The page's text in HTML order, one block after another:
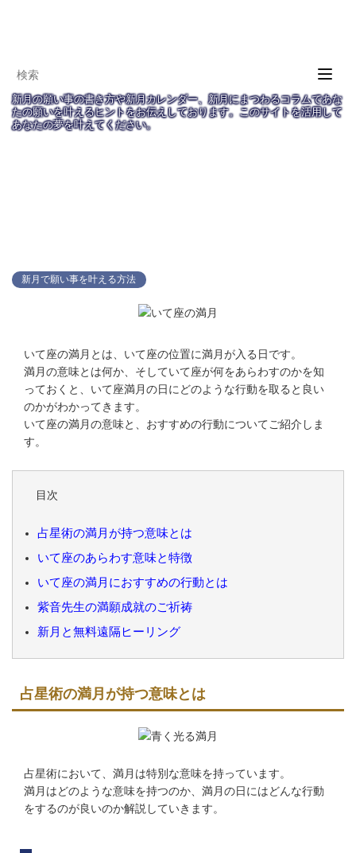
T
o
g
新月の願い事の書き方や新月カレンダー、新月にまつわるコラムであな
たの願いを叶えるヒントをお伝えしております。このサイトを活用して
あなたの夢を叶えてください。
新月で願い事を叶える方法
いて座の満月とは、いて座の位置に満月が入る日です。
満月の意味とは何か、そしていて座が何をあらわすのかを知
っておくと、いて座満月の日にどのような行動を取ると良い
のかがわかってきます。
いて座の満月の意味と、おすすめの行動についてご紹介しま
す。
目次
占星術の満月が持つ意味とは
いて座のあらわす意味と特徴
いて座の満月におすすめの行動とは
紫音先生の満願成就のご祈祷
新月と無料遠隔ヒーリング
占星術の満月が持つ意味とは
占星術において、満月は特別な意味を持っています。
満月はどのような意味を持つのか、満月の日にはどんな行動
をするのが良いのか解説していきます。